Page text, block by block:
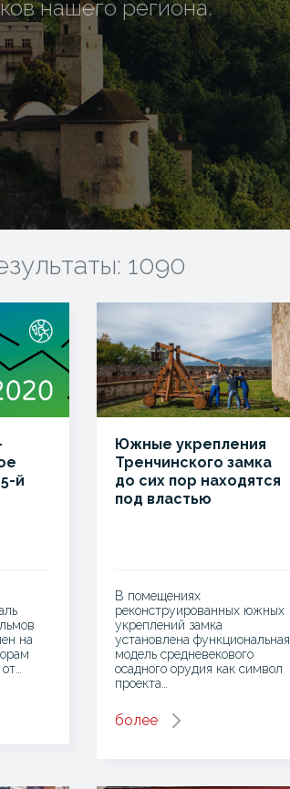
нашего региона.
1090
й
на
Южные укрепления
Тренчинского замка
до сих пор находятся
под властью
В помещениях
реконструированных южных
укреплений замка
установлена функциональная
модель средневекового
осадного орудия как символ
проекта…
более